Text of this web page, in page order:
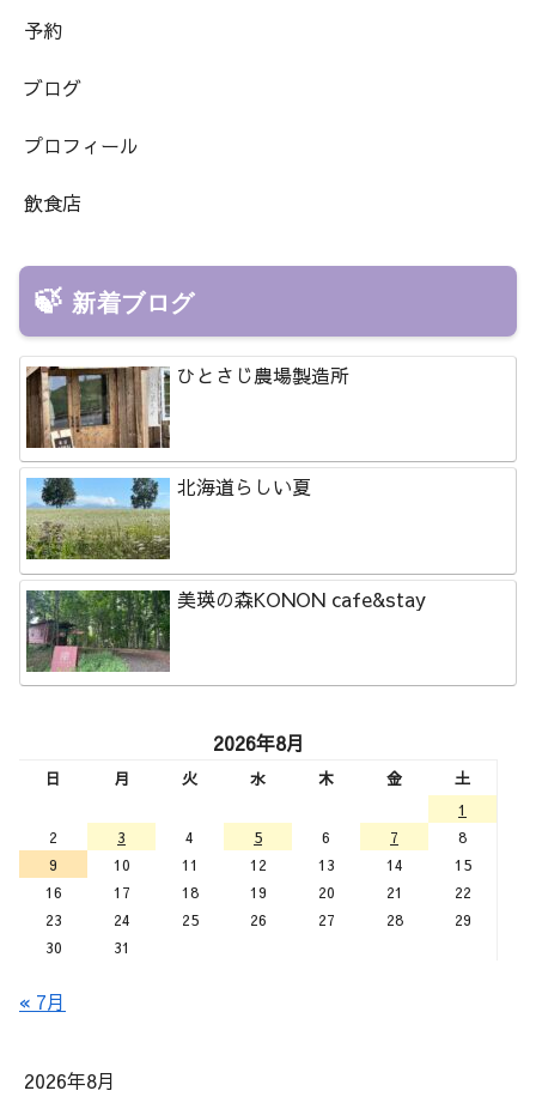
予約
ブログ
プロフィール
飲食店
新着ブログ
ひとさじ農場製造所
北海道らしい夏
美瑛の森KONON cafe&stay
2026年8月
日 月 火 水 木 金
土
1
2
3 4 5 6 7
8
9
10 11 12 13 14
15
16
17 18 19 20 21
22
23
24 25 26 27 28
29
30
31
« 7月
2026年8月